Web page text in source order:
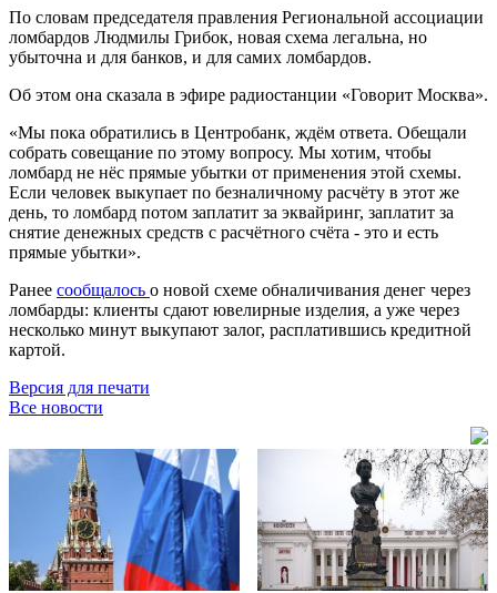
По словам председателя правления Региональной ассоциации
ломбардов Людмилы Грибок, новая схема легальна, но
убыточна и для банков, и для самих ломбардов.
Об этом она сказала в эфире радиостанции «Говорит Москва».
«Мы пока обратились в Центробанк, ждём ответа. Обещали
собрать совещание по этому вопросу. Мы хотим, чтобы
ломбард не нёс прямые убытки от применения этой схемы.
Если человек выкупает по безналичному расчёту в этот же
день, то ломбард потом заплатит за эквайринг, заплатит за
снятие денежных средств с расчётного счёта - это и есть
прямые убытки».
Ранее сообщалось о новой схеме обналичивания денег через
ломбарды: клиенты сдают ювелирные изделия, а уже через
несколько минут выкупают залог, расплатившись кредитной
картой.
Версия для печати
Все новости